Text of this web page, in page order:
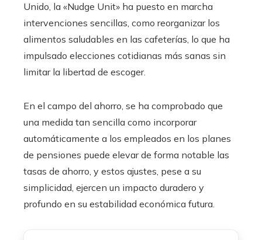
Unido, la «Nudge Unit» ha puesto en marcha
intervenciones sencillas, como reorganizar los
alimentos saludables en las cafeterías, lo que ha
impulsado elecciones cotidianas más sanas sin
limitar la libertad de escoger.
En el campo del ahorro, se ha comprobado que
una medida tan sencilla como incorporar
automáticamente a los empleados en los planes
de pensiones puede elevar de forma notable las
tasas de ahorro, y estos ajustes, pese a su
simplicidad, ejercen un impacto duradero y
profundo en su estabilidad económica futura.